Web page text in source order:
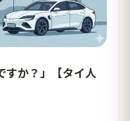
すか？」【タイ人